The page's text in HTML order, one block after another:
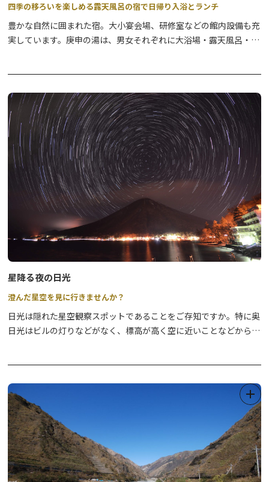
四季の移ろいを楽しめる露天風呂の宿で日帰り入浴とランチ
豊かな自然に囲まれた宿。大小宴会場、研修室などの館内設備も充
実しています。庚申の湯は、男女それぞれに大浴場・露天風呂・サ
から「美肌の湯」とも呼ばれています。宿泊者はもちろん、日帰り
入浴でもゆったりと楽しめます。
いつもご利用ありがとうございます。
令和８年４月１日から利用料を改定します。
https://ashio-kajika.jp/
星降る夜の日光
澄んだ星空を見に行きませんか？
日光は隠れた星空観察スポットであることをご存知ですか。特に奥
日光はビルの灯りなどがなく、標高が高く空に近いことなどから、
ストリーを知る座学など、日光・足尾エリアで冬ならではの楽しみ
を満喫してみては。
★星カードの配付★☆彡
日光と足尾を楽しみながら周遊して頂きましたお客様に、星カード
を配布します。
【配布期間】2025年12月1日（月）～2026年3月31日（火）